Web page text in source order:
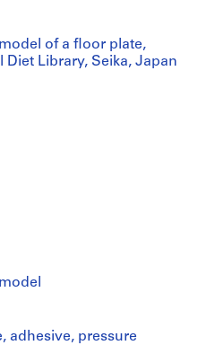
of a floor plate,
Diet Library, Seika, Japan
adhesive, pressure